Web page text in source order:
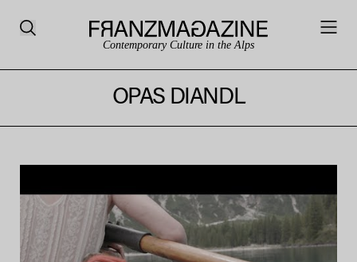
Contemporary Culture in the Alps
OPAS DIANDL